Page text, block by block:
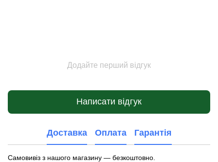
Додайте перший відгук
Написати відгук
Доставка Оплата Гарантія
Самовивіз з нашого магазину — безкоштовно.